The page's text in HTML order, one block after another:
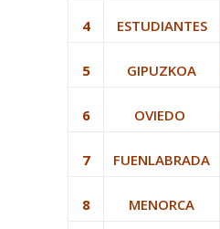
4 ESTUDIANTES
5 GIPUZKOA
6 OVIEDO
7 FUENLABRADA
8 MENORCA